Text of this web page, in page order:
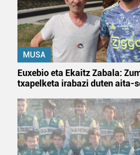
MUSA
Euxebio eta Ekaitz Zabala:
txapelketa irabazi duten aita-